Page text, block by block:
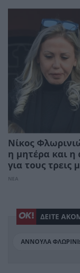
Νίκος
η μητέρα και
για τους τρεις
ΝΕΑ
ΔΕΙΤΕ
ΑΝΝΟΥΛΑ